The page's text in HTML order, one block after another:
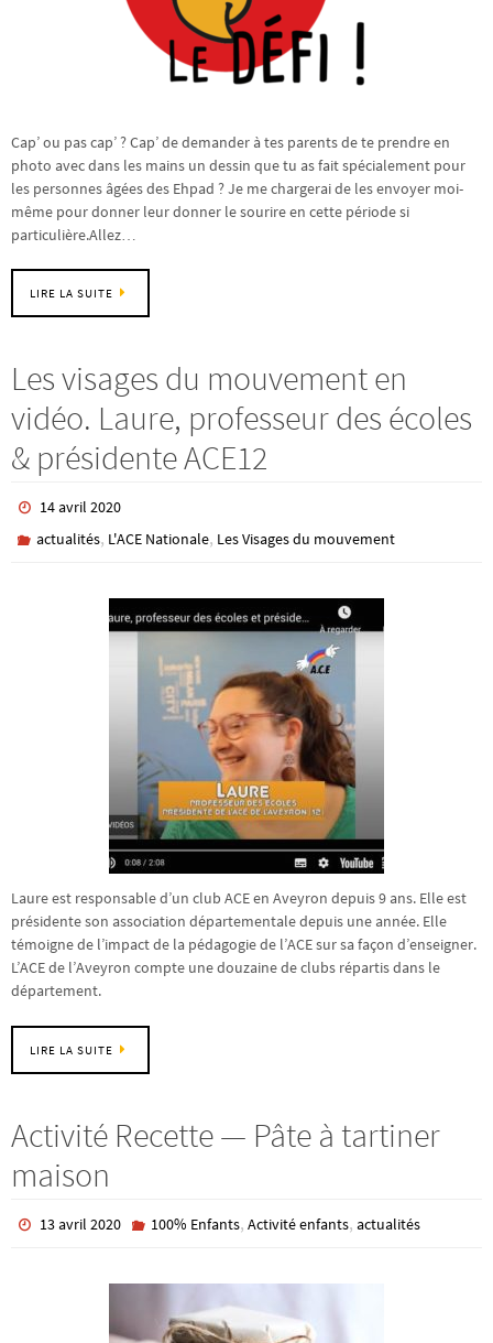
Cap’ ou pas cap’ ? Cap’ de demander à tes parents de te prendre en
photo avec dans les mains un dessin que tu as fait spécialement pour
les personnes âgées des Ehpad ? Je me chargerai de les envoyer moi-
même pour donner leur donner le sourire en cette période si
particulière.Allez…
LIRE LA SUITE
Les visages du mouvement en
vidéo. Laure, professeur des écoles
& présidente ACE12
14 avril 2020
actualités, L'ACE Nationale, Les Visages du mouvement
Laure est responsable d’un club ACE en Aveyron depuis 9 ans. Elle est
présidente son association départementale depuis une année. Elle
témoigne de l’impact de la pédagogie de l’ACE sur sa façon d’enseigner.
L’ACE de l’Aveyron compte une douzaine de clubs répartis dans le
département.
LIRE LA SUITE
Activité Recette — Pâte à tartiner
maison
13 avril 2020 100% Enfants, Activité enfants, actualités